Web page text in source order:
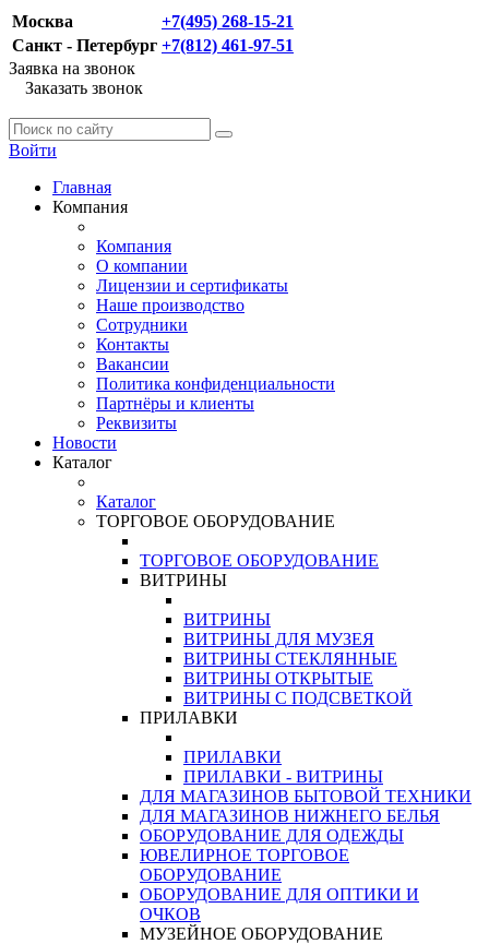
Москва
+7(495) 268-15-21
Санкт - Петербург +7(812) 461-97-51
Заявка на звонок
Заказать звонок
Войти
Главная
Компания
Компания
О компании
Лицензии и сертификаты
Наше производство
Сотрудники
Контакты
Вакансии
Политика конфиденциальности
Партнёры и клиенты
Реквизиты
Новости
Каталог
Каталог
ТОРГОВОЕ ОБОРУДОВАНИЕ
ТОРГОВОЕ ОБОРУДОВАНИЕ
ВИТРИНЫ
ВИТРИНЫ
ВИТРИНЫ ДЛЯ МУЗЕЯ
ВИТРИНЫ СТЕКЛЯННЫЕ
ВИТРИНЫ ОТКРЫТЫЕ
ВИТРИНЫ С ПОДСВЕТКОЙ
ПРИЛАВКИ
ПРИЛАВКИ
ПРИЛАВКИ - ВИТРИНЫ
ДЛЯ МАГАЗИНОВ БЫТОВОЙ ТЕХНИКИ
ДЛЯ МАГАЗИНОВ НИЖНЕГО БЕЛЬЯ
ОБОРУДОВАНИЕ ДЛЯ ОДЕЖДЫ
ЮВЕЛИРНОЕ ТОРГОВОЕ
ОБОРУДОВАНИЕ
ОБОРУДОВАНИЕ ДЛЯ ОПТИКИ И
ОЧКОВ
МУЗЕЙНОЕ ОБОРУДОВАНИЕ